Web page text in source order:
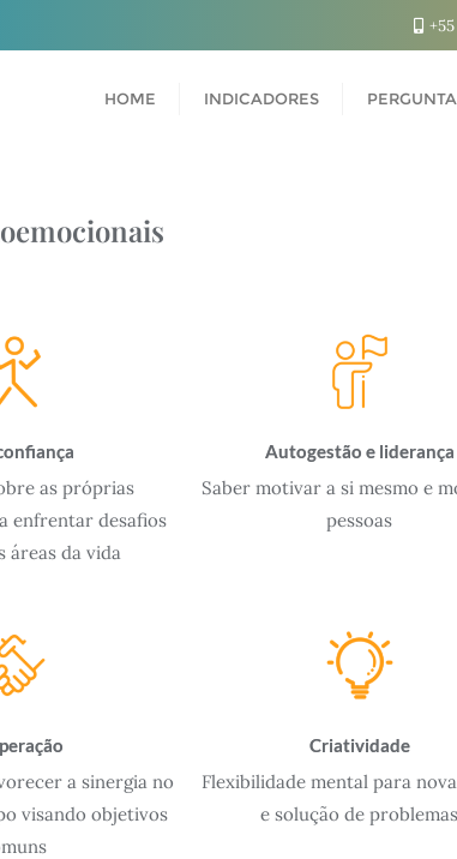
HOME INDICADORES
as próprias
enfrentar desafios
áreas da vida
Autogestão e liderança
Saber motivar a si mesmo e
pessoas
a sinergia no
visando objetivos
Criatividade
Flexibilidade mental para
e solução de problemas